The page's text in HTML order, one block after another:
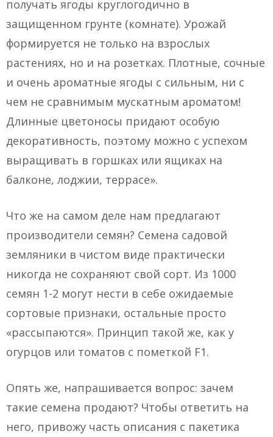
получать ягоды круглогодично в
защищенном грунте (комнате). Урожай
формируется не только на взрослых
растениях, но и на розетках. Плотные, сочные
и очень ароматные ягоды с сильным, ни с
чем не сравнимым мускатным ароматом!
Длинные цветоносы придают особую
декоративность, поэтому можно с успехом
выращивать в горшках или ящиках на
балконе, лоджии, террасе».
Что же на самом деле нам предлагают
производители семян? Семена садовой
земляники в чистом виде практически
никогда не сохраняют свой сорт. Из 1000
семян 1-2 могут нести в себе ожидаемые
сортовые признаки, остальные просто
«рассыпаются». Принцип такой же, как у
огурцов или томатов с пометкой F1.
Опять же, напрашивается вопрос: зачем
такие семена продают? Чтобы ответить на
него, привожу часть описания с пакетика